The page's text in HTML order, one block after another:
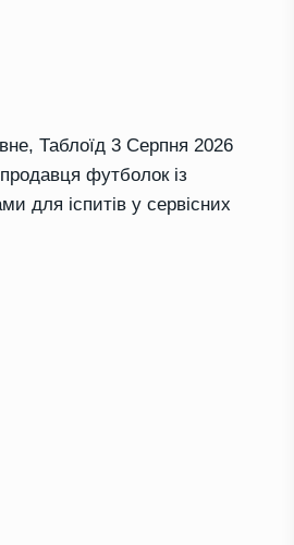
, Таблоїд 3 Серпня 2026
футболок із
для іспитів у сервісних